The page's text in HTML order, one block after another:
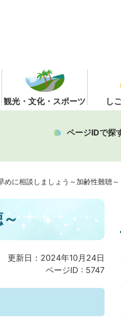
観光・文化・スポーツ し
ページIDで探
めに相談しましょう～加齢性難聴～
更新日：2024年10月24日
ページID : 5747